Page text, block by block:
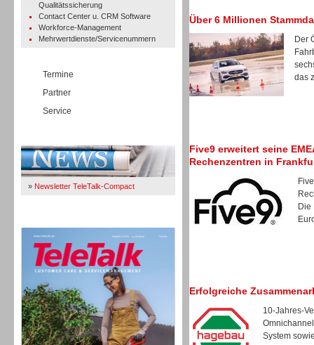
Qualitätssicherung
Contact Center u. CRM Software
Workforce-Management
Mehrwertdienste/Servicenummern
Termine
Partner
Service
» Newsletter TeleTalk-Compact
Über 6 Millionen
Der
das
Five9 erweitert seine
Rechenzentren in
Die
Erfolgreiche
10-Jahres-
System